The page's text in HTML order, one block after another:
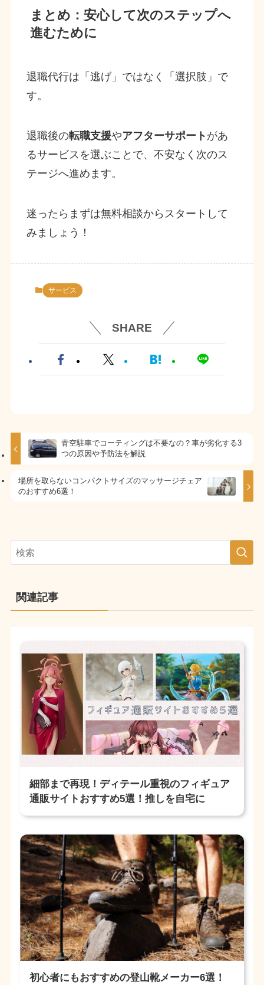
まとめ：安心して次のステップへ
進むために
退職代行は「逃げ」ではなく「選択肢」で
す。
退職後の転職支援やアフターサポート があ
るサービスを選ぶことで、不安なく次のス
テージへ進めます。
迷ったらまずは無料相談からスタートして
みましょう！
サービス
SHARE
青空駐車でコーティングは不要なの？車が劣化する3
つの原因や予防法を解説
場所を取らないコンパクトサイズのマッサージチェア
のおすすめ6選！
関連記事
細部まで再現！ディテール重視のフィギュア
通販サイトおすすめ5選！推しを自宅に
初心者にもおすすめの登山靴メーカー6選！